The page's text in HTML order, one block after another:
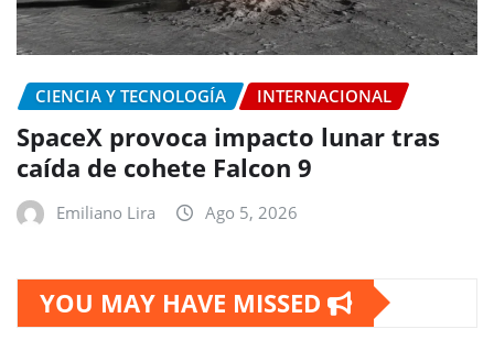
CIENCIA Y TECNOLOGÍA INTERNACIONAL
SpaceX provoca impacto lunar tras
caída de cohete Falcon 9
Emiliano Lira Ago 5, 2026
YOU MAY HAVE MISSED